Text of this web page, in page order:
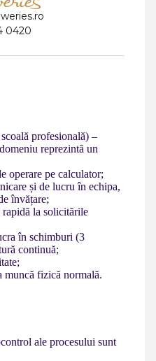
0420
profesională) –
reprezintă un
pe calculator;
și de lucru în echipa,
învățare;
la solicitările
în schimburi (3
continuă;
fizică normală.
ale procesului sunt